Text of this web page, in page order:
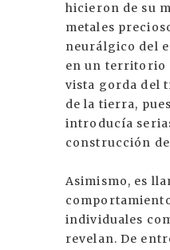
hicieron de su
metales
neurálgico del
en un territorio
vista gorda del
de la tierra,
introducía
construcción
Asimismo, es
individuales
revelan. De